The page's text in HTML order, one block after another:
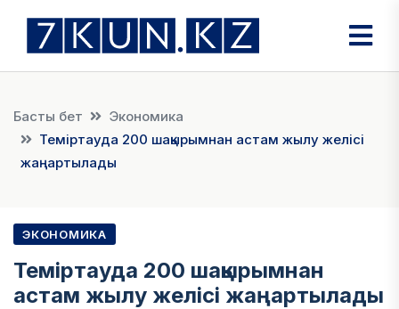
Басты бет
Экономика
Теміртауда 200 шақырымнан астам жылу желісі
жаңартылады
ЭКОНОМИКА
Теміртауда 200 шақырымнан
астам жылу желісі жаңартылады